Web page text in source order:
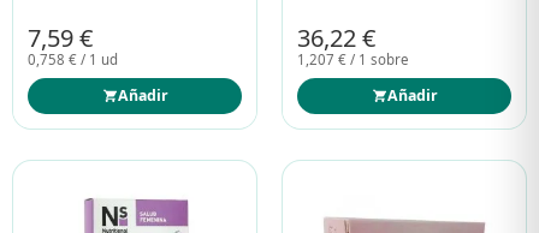
7,59 €
0,758 € / 1 ud
Añadir
36,22 €
1,207 € / 1 sobre
Añadir